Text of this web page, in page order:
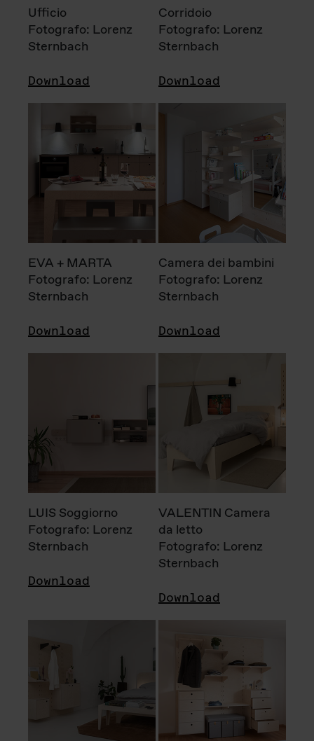
Ufficio
Fotografo: Lorenz
Sternbach
Download
Corridoio
Fotografo: Lorenz
Sternbach
Download
EVA + MARTA
Fotografo: Lorenz
Sternbach
Download
Camera dei bambini
Fotografo: Lorenz
Sternbach
Download
LUIS Soggiorno
Fotografo: Lorenz
Sternbach
Download
VALENTIN Camera
da letto
Fotografo: Lorenz
Sternbach
Download